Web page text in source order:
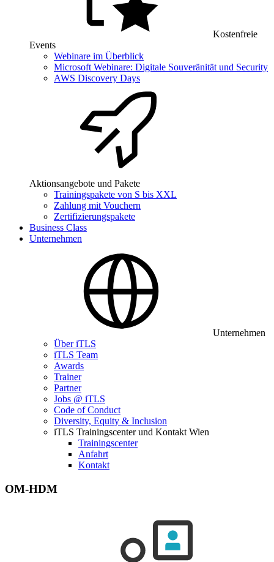
Kostenfreie
Events
Webinare im Überblick
Microsoft Webinare: Digitale Souveränität und Security
AWS Discovery Days
Aktionsangebote und Pakete
Trainingspakete von S bis XXL
Zahlung mit Vouchern
Zertifizierungspakete
Business Class
Unternehmen
Unternehmen
Über iTLS
iTLS Team
Awards
Trainer
Partner
Jobs @ iTLS
Code of Conduct
Diversity, Equity & Inclusion
iTLS Trainingscenter und Kontakt Wien
Trainingscenter
Anfahrt
Kontakt
OM-HDM